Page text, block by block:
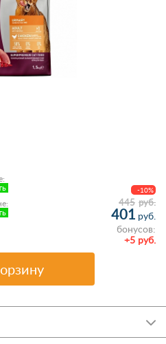
-10%
445 руб.
401 руб.
бонусов:
+5 руб.